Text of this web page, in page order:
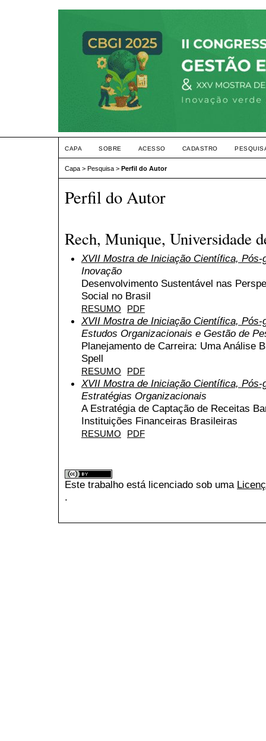
CAPA SOBRE ACESSO CADASTRO
Capa > Pesquisa > Perfil do Autor
Perfil do Autor
Rech, Munique, Universidade
XVII Mostra de Iniciação Científica,
Inovação
Desenvolvimento Sustentável nas
Social no Brasil
RESUMO PDF
XVII Mostra de Iniciação Científica,
Estudos Organizacionais e Gestão de
Planejamento de Carreira: Uma Análise
Spell
RESUMO PDF
XVII Mostra de Iniciação Científica,
Estratégias Organizacionais
A Estratégia de Captação de Receitas
Instituições Financeiras Brasileiras
RESUMO PDF
Este trabalho está licenciado sob uma
.